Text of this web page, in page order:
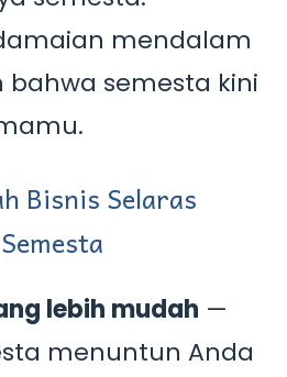
mendalam
bahwa semesta kini
Bisnis Selaras
lebih mudah —
menuntun Anda